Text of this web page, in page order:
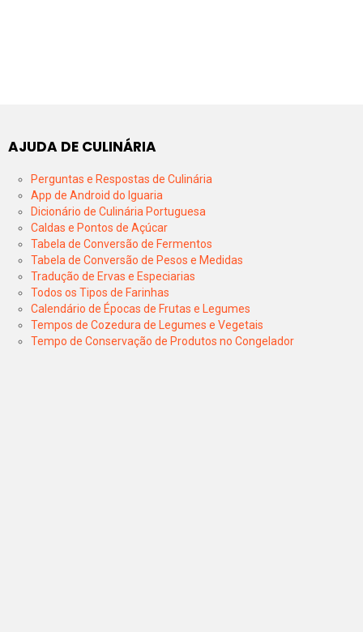
AJUDA DE CULINÁRIA
Perguntas e Respostas de Culinária
App de Android do Iguaria
Dicionário de Culinária Portuguesa
Caldas e Pontos de Açúcar
Tabela de Conversão de Fermentos
Tabela de Conversão de Pesos e Medidas
Tradução de Ervas e Especiarias
Todos os Tipos de Farinhas
Calendário de Épocas de Frutas e Legumes
Tempos de Cozedura de Legumes e Vegetais
Tempo de Conservação de Produtos no Congelador